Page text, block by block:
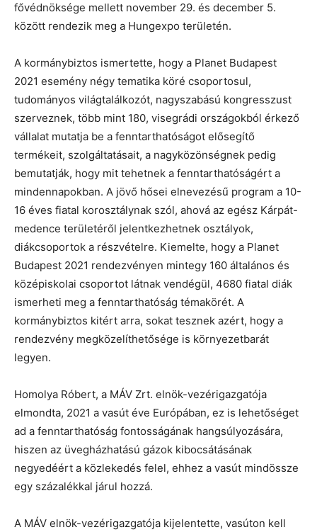
fővédnöksége mellett november 29. és december 5.
között rendezik meg a Hungexpo területén.
A kormánybiztos ismertette, hogy a Planet Budapest
2021 esemény négy tematika köré csoportosul,
tudományos világtalálkozót, nagyszabású kongresszust
szerveznek, több mint 180, visegrádi országokból érkező
vállalat mutatja be a fenntarthatóságot elősegítő
termékeit, szolgáltatásait, a nagyközönségnek pedig
bemutatják, hogy mit tehetnek a fenntarthatóságért a
mindennapokban. A jövő hősei elnevezésű program a 10-
16 éves fiatal korosztálynak szól, ahová az egész Kárpát-
medence területéről jelentkezhetnek osztályok,
diákcsoportok a részvételre. Kiemelte, hogy a Planet
Budapest 2021 rendezvényen mintegy 160 általános és
középiskolai csoportot látnak vendégül, 4680 fiatal diák
ismerheti meg a fenntarthatóság témakörét. A
kormánybiztos kitért arra, sokat tesznek azért, hogy a
rendezvény megközelíthetősége is környezetbarát
legyen.
Homolya Róbert, a MÁV Zrt. elnök-vezérigazgatója
elmondta, 2021 a vasút éve Európában, ez is lehetőséget
ad a fenntarthatóság fontosságának hangsúlyozására,
hiszen az üvegházhatású gázok kibocsátásának
negyedéért a közlekedés felel, ehhez a vasút mindössze
egy százalékkal járul hozzá.
A MÁV elnök-vezérigazgatója kijelentette, vasúton kell